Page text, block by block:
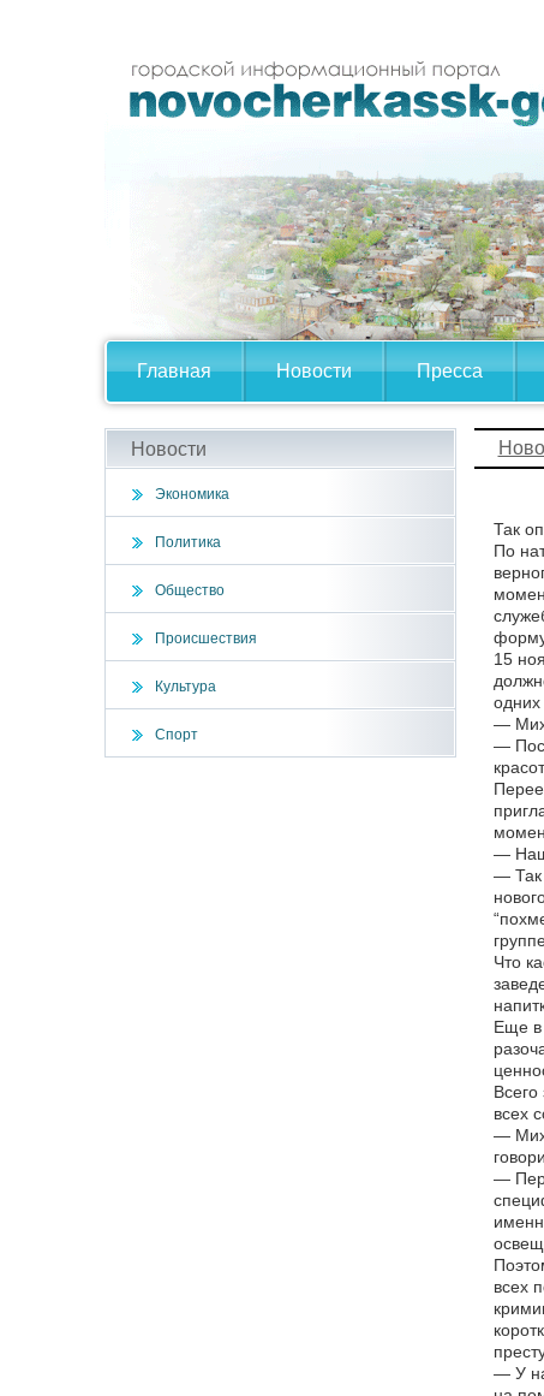
Главная Новости Пресса
Новости
Экономика
Политика
Общество
Происшествия
Культура
Спорт
Так
По
15
одних
—
—
— Наш
— Так
Что
Еще в
всех
—
—
всех
— У